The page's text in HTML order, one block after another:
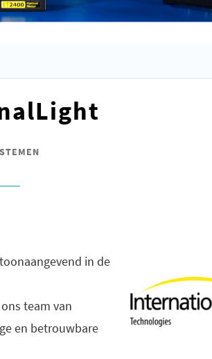
in de
team van
en betrouwbare